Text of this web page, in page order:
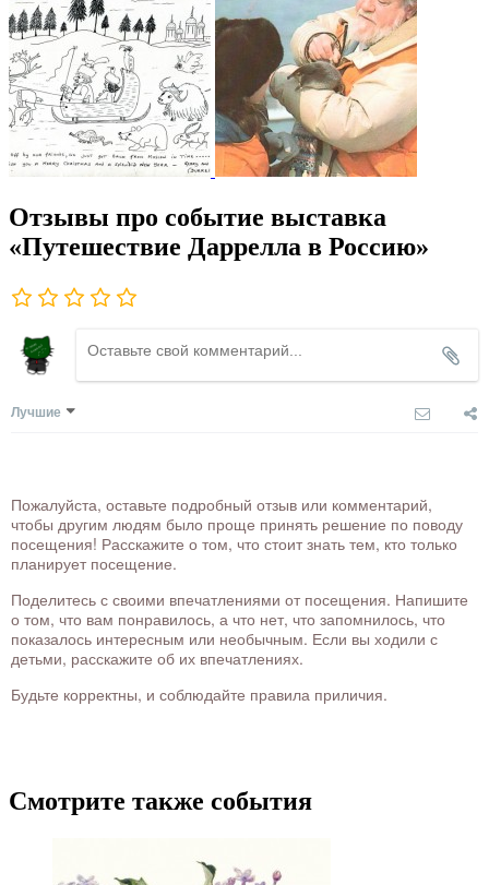
Отзывы про событие выставка
«Путешествие Даррелла в Россию»
Лучшие
Пожалуйста, оставьте подробный отзыв или комментарий,
чтобы другим людям было проще принять решение по поводу
посещения! Расскажите о том, что стоит знать тем, кто только
планирует посещение.
Поделитесь с своими впечатлениями от посещения. Напишите
о том, что вам понравилось, а что нет, что запомнилось, что
показалось интересным или необычным. Если вы ходили с
детьми, расскажите об их впечатлениях.
Будьте корректны, и соблюдайте правила приличия.
Смотрите также события